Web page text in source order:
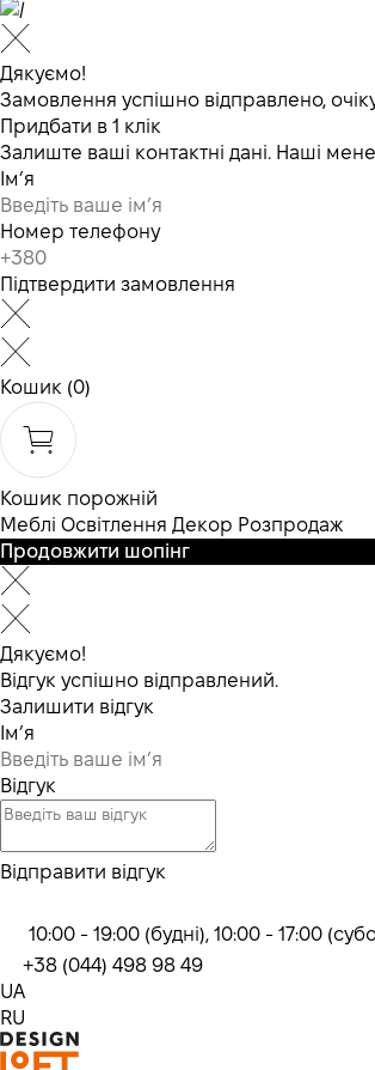
Дякуємо!
Замовлення успішно відправлено,
Придбати в 1 клік
Залиште ваші контактні дані. Наші
Ім’я
Номер телефону
Підтвердити замовлення
Кошик (0)
Кошик порожній
Меблі Освітлення Декор Розпродаж
Продовжити шопінг
Дякуємо!
Відгук успішно відправлений.
Залишити відгук
Ім’я
Відгук
Відправити відгук
10:00 - 19:00 (будні), 10:00 - 17:00
+38 (044) 498 98 49
UA
RU